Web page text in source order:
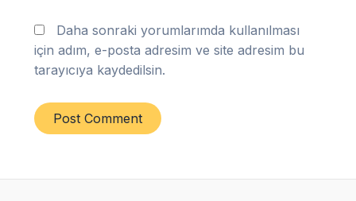
Daha sonraki yorumlarımda kullanılması
için adım, e-posta adresim ve site adresim bu
tarayıcıya kaydedilsin.